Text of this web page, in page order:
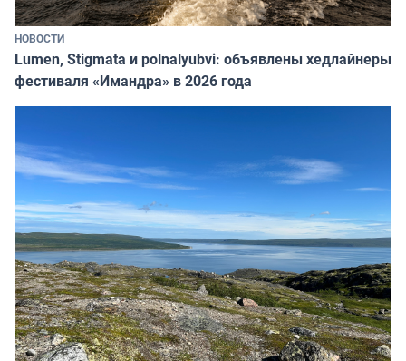
НОВОСТИ
Lumen, Stigmata и polnalyubvi: объявлены хедлайнеры
фестиваля «Имандра» в 2026 года